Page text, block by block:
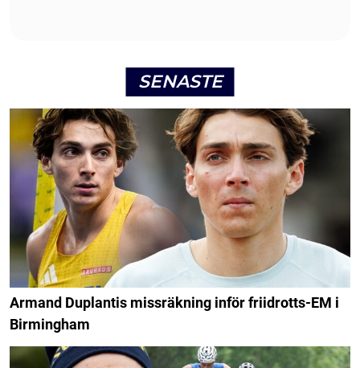
SENASTE
Armand Duplantis missräkning inför friidrotts-EM i
Birmingham